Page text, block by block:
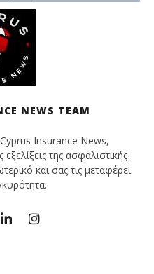
NEWS TEAM
Insurance News,
της ασφαλιστικής
και σας τις μεταφέρει